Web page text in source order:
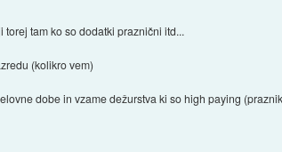
tam ko so dodatki praznični itd...
(kolikro vem)
dobe in vzame dežurstva ki so high paying